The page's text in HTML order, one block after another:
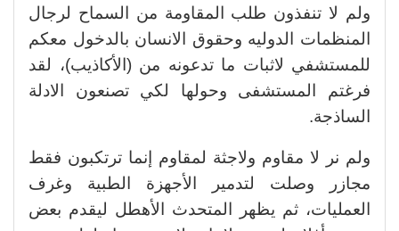
ولم لا تنفذون طلب المقاومة من السماح لرجال
المنظمات الدوليه وحقوق الانسان بالدخول معكم
للمستشفي لاثبات ما تدعونه من (الأكاذيب)، لقد
فرغتم المستشفى وحولها لكي تصنعون الادلة
الساذجة.
ولم نر لا مقاوم ولاجثة لمقاوم إنما ترتكبون فقط
مجازر وصلت لتدمير الأجهزة الطبية وغرف
العمليات، ثم يظهر المتحدث الأهطل ليقدم بعض